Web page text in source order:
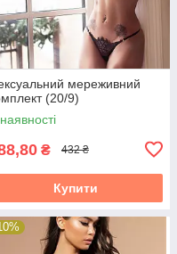
мереживний
(20/9)
₴ 432 ₴
Купити